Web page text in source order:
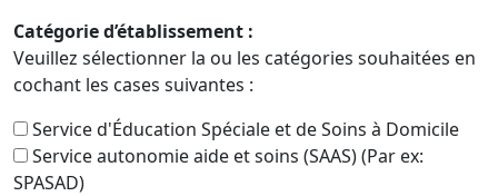
Catégorie d’établissement :
Veuillez sélectionner la ou les catégories souhaitées en
cochant les cases suivantes :
Service d'Éducation Spéciale et de Soins à Domicile
Service autonomie aide et soins (SAAS) (Par ex:
SPASAD)